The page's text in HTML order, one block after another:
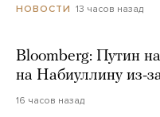
НОВОСТИ 13 часов назад
Bloomberg: Путин
на Набиуллину из-
16 часов назад